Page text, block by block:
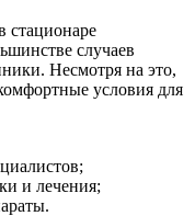
стационаре
случаев
Несмотря на это,
условия для
и лечения;